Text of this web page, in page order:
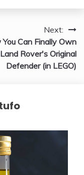
Next:
You Can Finally Own
Land Rover's Original
Defender (in LEGO)